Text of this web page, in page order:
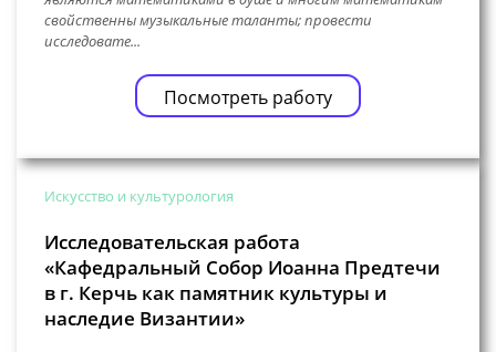
свойственны музыкальные таланты; провести
исследовате...
Посмотреть работу
Искусство и культурология
Исследовательская работа
«Кафедральный Собор Иоанна Предтечи
в г. Керчь как памятник культуры и
наследие Византии»